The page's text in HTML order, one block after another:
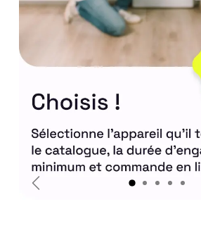
Previous